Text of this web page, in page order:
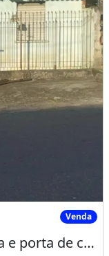
e porta deVenda
Terreno com 208m², com casa e porta de comércio a venda no Tatuquara!!